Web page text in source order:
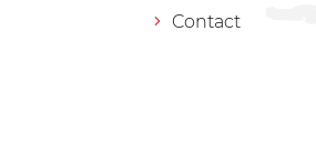
Contact